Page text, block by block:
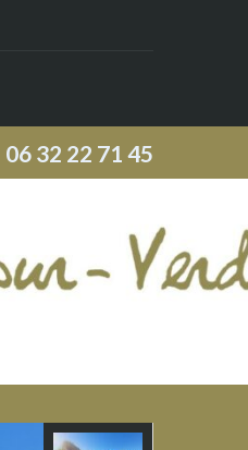
06 32 22 71 45